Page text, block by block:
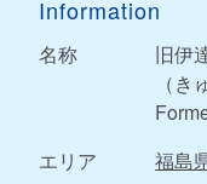
Information
名称
旧伊
（
エリア
福島